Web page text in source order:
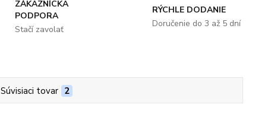
ZÁKAZNÍCKA
PODPORA
Stačí zavolať
RÝCHLE DODANIE
Doručenie do 3 až 5 dní
Súvisiaci tovar 2